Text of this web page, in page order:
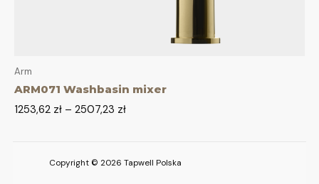
Arm
ARM071 Washbasin mixer
1253,62 zł – 2507,23 zł
Copyright © 2026 Tapwell Polska